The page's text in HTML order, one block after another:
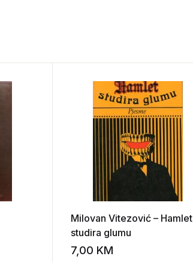
Add to wishlist
Milovan Vitezović – Hamlet
studira glumu
7,00 KM